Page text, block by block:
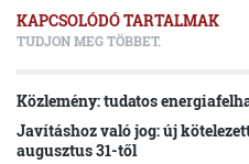
KAPCSOLÓDÓ TARTALMAK
TUDJON MEG TÖBBET.
Közlemény: tudatos
Javításhoz való jog: új
augusztus 31-től